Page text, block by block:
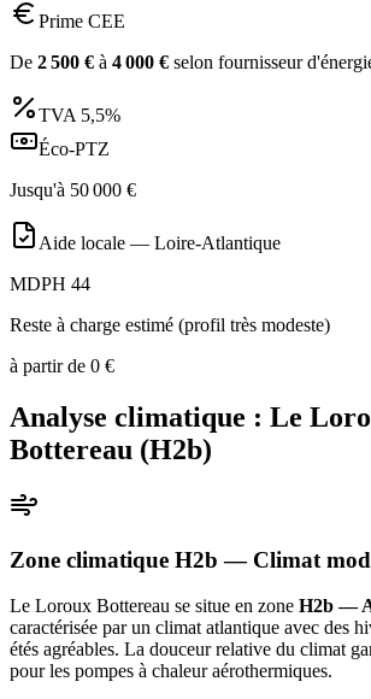
Prime CEE
De 2 500 € à 4 000 € selon fournisseur
TVA 5,5%
Éco-PTZ
Jusqu'à 50 000 €
Aide locale — Loire-Atlantique
MDPH 44
Reste à charge estimé (profil très modeste)
à partir de 0 €
Analyse climatique : Le
Bottereau (H2b)
Zone climatique H2b — Climat
Le Loroux Bottereau se situe en zone H2b —
caractérisée par un climat atlantique avec des
étés agréables. La douceur relative du climat
pour les pompes à chaleur aérothermiques.